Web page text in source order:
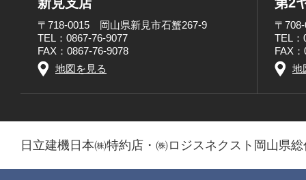
〒718-0015 岡山県新見市石蟹267-9
TEL：0867-76-9077
FAX：0867-76-9078
地図を見る
〒
TEL：
FAX
地
日立建機日本㈱特約店・㈱ロジスネクスト岡山県